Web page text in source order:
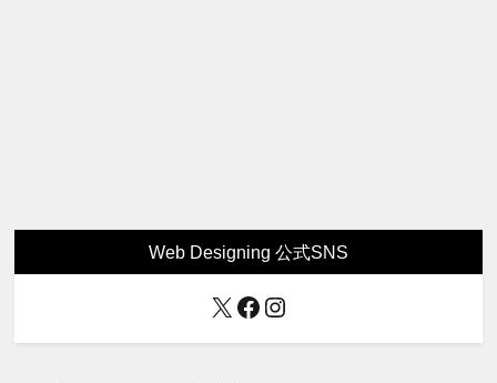
Web Designing 公式SNS
X Facebook
Instagram